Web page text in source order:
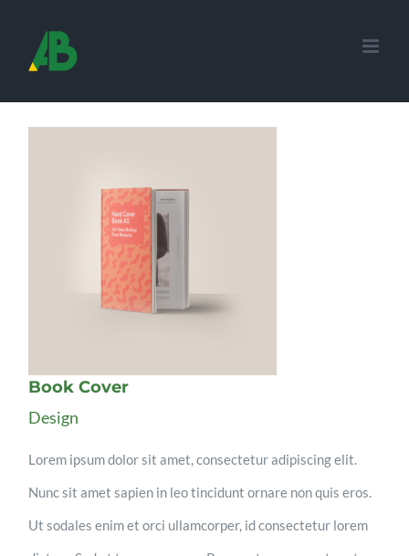
Book Cover
Design
Lorem ipsum dolor sit amet, consectetur adipiscing elit.
Nunc sit amet sapien in leo tincidunt ornare non quis eros.
Ut sodales enim et orci ullamcorper, id consectetur lorem